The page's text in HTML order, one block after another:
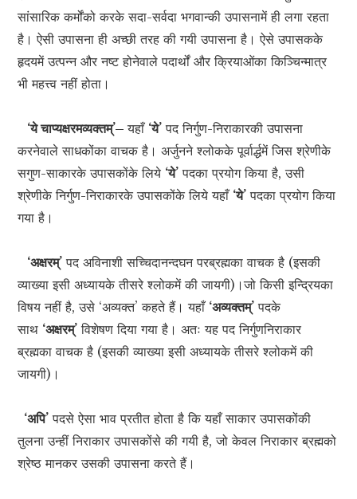
सांसारिक कर्मोंको करके सदा-सर्वदा भगवान्की उपासनामें ही लगा रहता
है। ऐसी उपासना ही अच्छी तरह की गयी उपासना है। ऐसे उपासकके
हृदयमें उत्पन्न और नष्ट होनेवाले पदार्थों और क्रियाओंका किञ्चिन्मात्र
भी महत्त्व नहीं होता।
‘ये चाप्यक्षरमव्यक्तम्’–यहाँ ‘ये’ पद निर्गुण-निराकारकी उपासना
करनेवाले साधकोंका वाचक है। अर्जुनने श्लोकके पूर्वार्द्धमें जिस श्रेणीके
सगुण-साकारके उपासकोंके लिये ‘ये’ पदका प्रयोग किया है, उसी
श्रेणीके निर्गुण-निराकारके उपासकोंके लिये यहाँ ‘ये’ पदका प्रयोग किया
गया है।
‘अक्षरम्’ पद अविनाशी सच्चिदानन्दघन परब्रह्मका वाचक है (इसकी
व्याख्या इसी अध्यायके तीसरे श्लोकमें की जायगी)।जो किसी इन्द्रियका
विषय नहीं है, उसे ‘अव्यक्त’ कहते हैं। यहाँ ‘अव्यक्तम्’ पदके
साथ ‘अक्षरम्’ विशेषण दिया गया है। अतः यह पद निर्गुणनिराकार
ब्रह्मका वाचक है (इसकी व्याख्या इसी अध्यायके तीसरे श्लोकमें की
जायगी)।
‘अपि’ पदसे ऐसा भाव प्रतीत होता है कि यहाँ साकार उपासकोंकी
तुलना उन्हीं निराकार उपासकोंसे की गयी है, जो केवल निराकार ब्रह्मको
श्रेष्ठ मानकर उसकी उपासना करते हैं।